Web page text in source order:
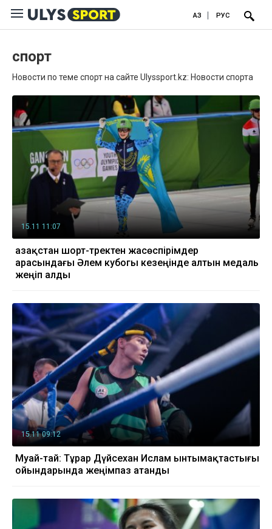
ҚАЗ РУС
спорт
Новости по теме спорт на сайте Ulyssport.kz: Новости спорта
15.11 11:07
Қазақстан шорт-тректен жасөспірімдер
арасындағы Әлем кубогы кезеңінде алтын медаль
жеңіп алды
15.11 09:12
Муай-тай: Тұрар Дүйсехан Ислам ынтымақтастығы
ойындарында жеңімпаз атанды